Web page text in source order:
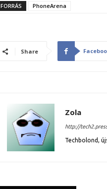
FORRÁS PhoneArena
Share
Zola
http://
Techbolond,